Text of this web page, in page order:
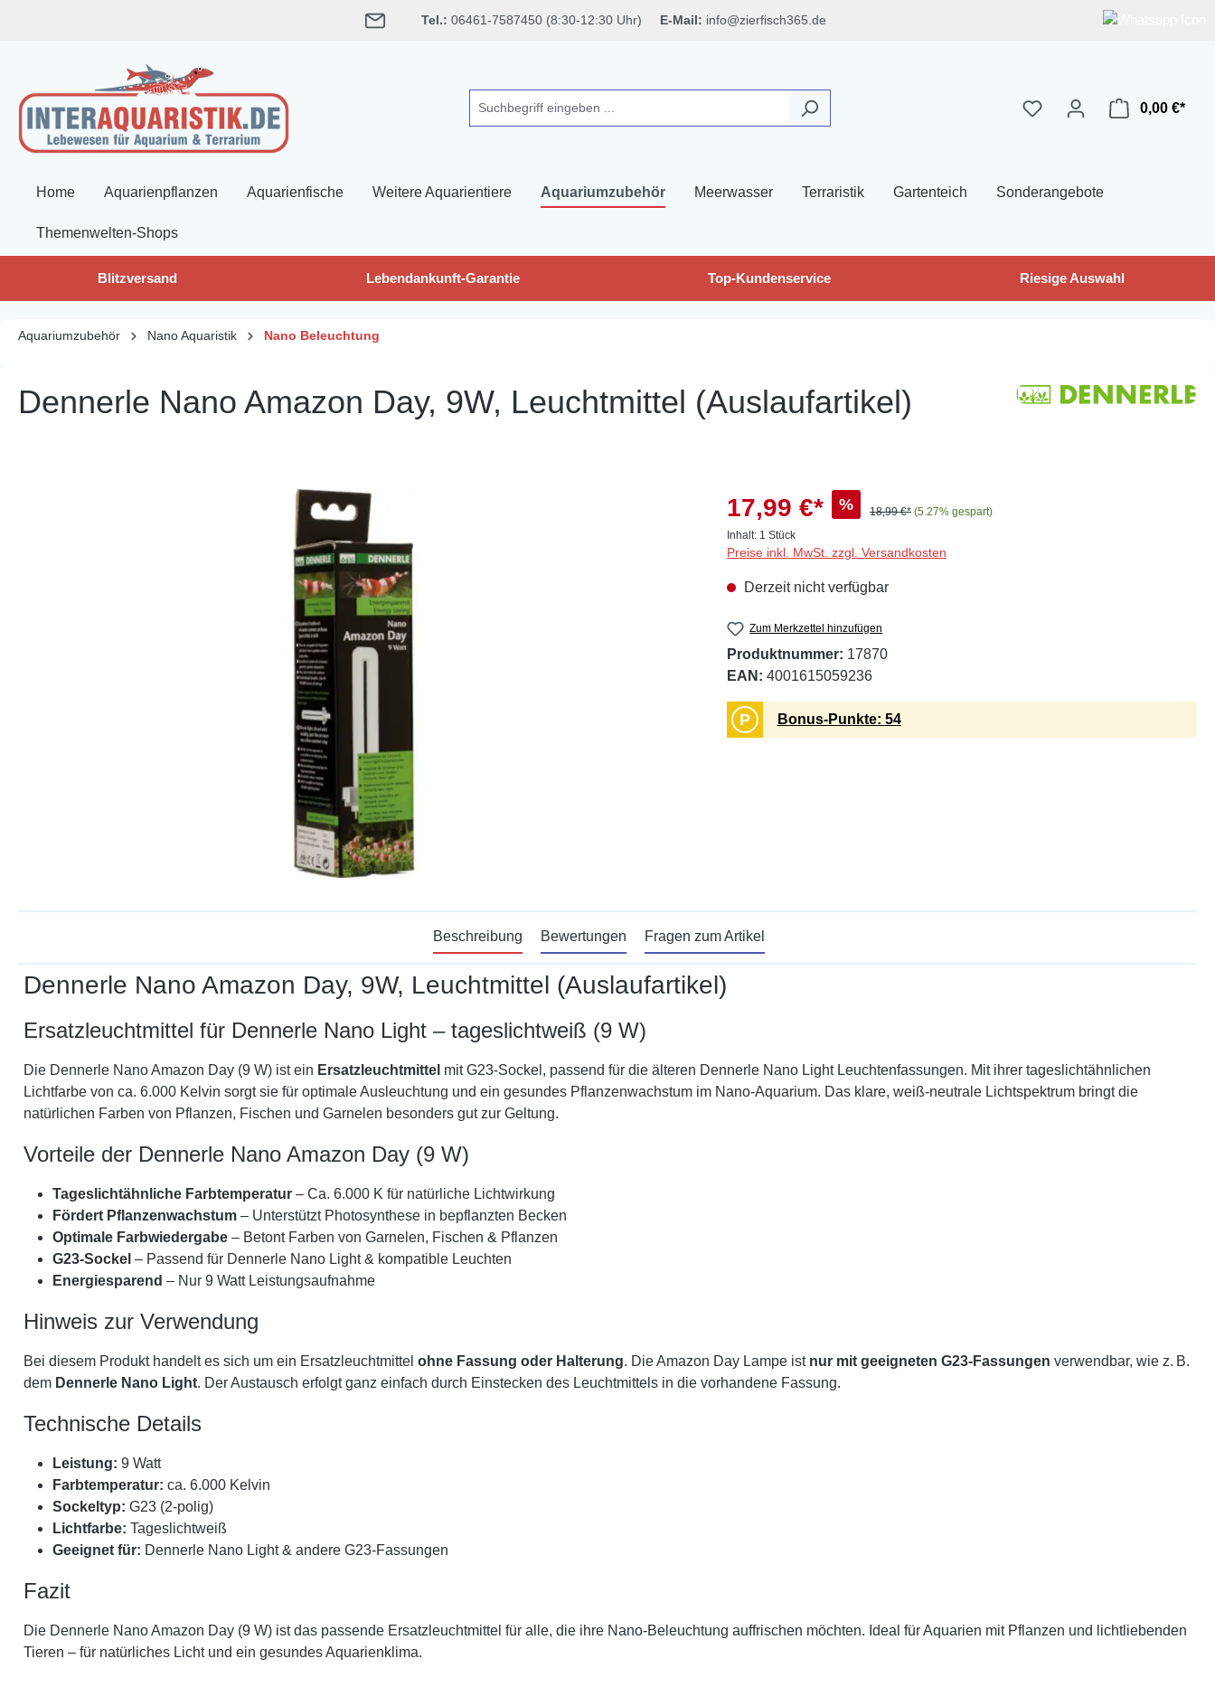
Tel.: 06461-7587450 (8:30-12:30 Uhr) E-Mail: info@zierfisch365.de
0,00 €*
Home Aquarienpflanzen Aquarienfische Weitere Aquarientiere Aquariumzubehör Meerwasser Terraristik Gartenteich Sonderangebote
Themenwelten-Shops
Blitzversand Lebendankunft-Garantie Top-Kundenservice Riesige Auswahl
Aquariumzubehör Nano Aquaristik Nano Beleuchtung
Dennerle Nano Amazon Day, 9W, Leuchtmittel (Auslaufartikel)
17,99 €* % 18,99 €* (5.27% gespart)
Inhalt: 1 Stück
Preise inkl. MwSt. zzgl. Versandkosten
Derzeit nicht verfügbar
Zum Merkzettel hinzufügen
Produktnummer: 17870
EAN: 4001615059236
P Bonus-Punkte: 54
Beschreibung Bewertungen Fragen zum Artikel
Dennerle Nano Amazon Day, 9W, Leuchtmittel (Auslaufartikel)
Ersatzleuchtmittel für Dennerle Nano Light – tageslichtweiß (9 W)
Die Dennerle Nano Amazon Day (9 W) ist ein Ersatzleuchtmittel mit G23-Sockel, passend für die älteren Dennerle Nano Light Leuchtenfassungen. Mit ihrer tageslichtähnlichen
Lichtfarbe von ca. 6.000 Kelvin sorgt sie für optimale Ausleuchtung und ein gesundes Pflanzenwachstum im Nano-Aquarium. Das klare, weiß-neutrale Lichtspektrum bringt die
natürlichen Farben von Pflanzen, Fischen und Garnelen besonders gut zur Geltung.
Vorteile der Dennerle Nano Amazon Day (9 W)
Tageslichtähnliche Farbtemperatur – Ca. 6.000 K für natürliche Lichtwirkung
Fördert Pflanzenwachstum – Unterstützt Photosynthese in bepflanzten Becken
Optimale Farbwiedergabe – Betont Farben von Garnelen, Fischen & Pflanzen
G23-Sockel – Passend für Dennerle Nano Light & kompatible Leuchten
Energiesparend – Nur 9 Watt Leistungsaufnahme
Hinweis zur Verwendung
Bei diesem Produkt handelt es sich um ein Ersatzleuchtmittel ohne Fassung oder Halterung. Die Amazon Day Lampe ist nur mit geeigneten G23-Fassungen verwendbar, wie z. B.
dem Dennerle Nano Light. Der Austausch erfolgt ganz einfach durch Einstecken des Leuchtmittels in die vorhandene Fassung.
Technische Details
Leistung: 9 Watt
Farbtemperatur: ca. 6.000 Kelvin
Sockeltyp: G23 (2-polig)
Lichtfarbe: Tageslichtweiß
Geeignet für: Dennerle Nano Light & andere G23-Fassungen
Fazit
Die Dennerle Nano Amazon Day (9 W) ist das passende Ersatzleuchtmittel für alle, die ihre Nano-Beleuchtung auffrischen möchten. Ideal für Aquarien mit Pflanzen und lichtliebenden
Tieren – für natürliches Licht und ein gesundes Aquarienklima.